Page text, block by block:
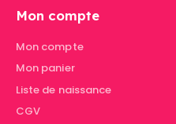
Mon compte
Mon compte
Mon panier
Liste de naissance
CGV